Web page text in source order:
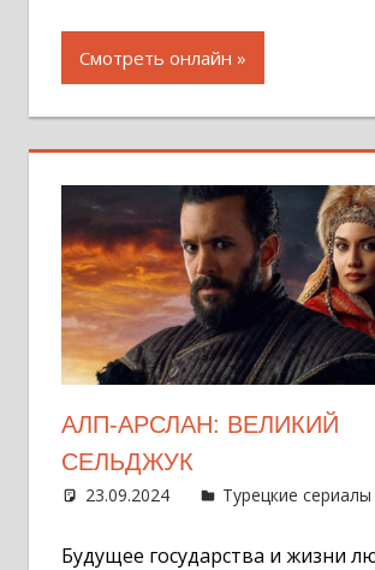
Смотреть онлайн
АЛП-АРСЛАН: ВЕЛИКИЙ
СЕЛЬДЖУК
23.09.2024 Администратор
Турецкие сериалы
Будущее государства и жизни